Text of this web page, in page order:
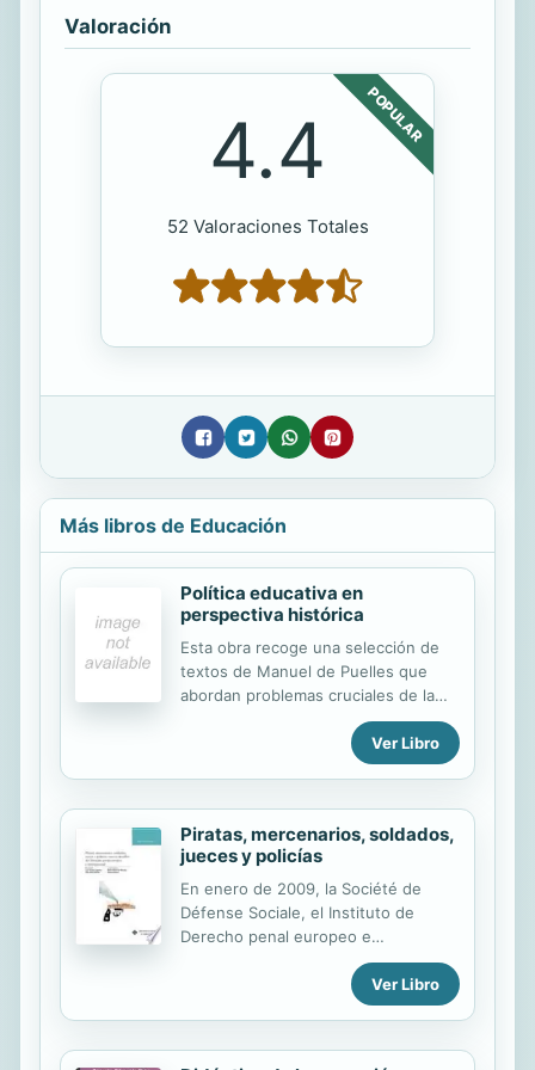
Valoración
POPULAR
4.4
52 Valoraciones Totales
Más libros de Educación
Política educativa en
perspectiva histórica
Esta obra recoge una selección de
textos de Manuel de Puelles que
abordan problemas cruciales de la
política educativa de los dos últimos
siglos, varios de ellos pendientes
aún de solución. Publicar textos ya
interés, demanda siempre una
explicación. La razón de su edición
estriba en que son textos que se
encuentran dispersos en revistas
especializadas, no siempre de fácil
acceso para el lector, en libros de
internacionales, normalmente de
escasa difusión, y en capítulos de
coherencia...
Ver Libro
Piratas, mercenarios, soldados,
jueces y policías
En enero de 2009, la Société de
Défense Sociale, el Instituto de
Derecho penal europeo e
internacional de la UCLM y el Centro
constitucionales organizaron una
aniversario de la Declaración
Ver Libro